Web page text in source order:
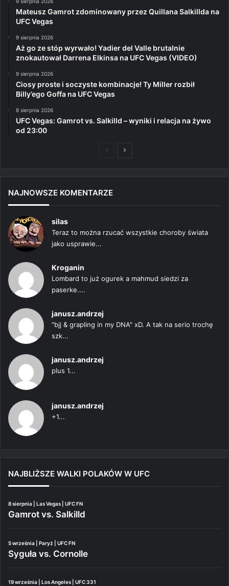
Mateusz Gamrot zdominowany przez Quillana Salkillda na
UFC Vegas
9 sierpnia 2026
Aż go ze stóp wyrwało! Yadier del Valle brutalnie
znokautował Darrena Elkinsa na UFC Vegas (VIDEO)
9 sierpnia 2026
Ciosy proste i soczyste kombinacje! Ty Miller rozbił
Billy’ego Goffa na UFC Vegas
8 sierpnia 2026
UFC Vegas: Gamrot vs. Salkilld – wyniki i relacja na żywo
od 23:00
PoprzedniaNastępna
NAJNOWSZE KOMENTARZE
silas
Teraz to można rzucać wszystkie choroby świata
jako usprawie...
Kroganin
Lombard to już ogurek a mahmud siedzi za
paserke....
janusz.andrzej
"bjj & grapling in my DNA" xD. A tak na serio trochę
szk...
janusz.andrzej
plus 1...
janusz.andrzej
+1...
NAJBLIŻSZE WALKI POLAKÓW W UFC
8 sierpnia | Las Vegas | UFC FN
Gamrot vs. Salkilld
5 września | Paryż | UFC FN
Syguła vs. Cornolle
19 września | Los Angeles | UFC 331